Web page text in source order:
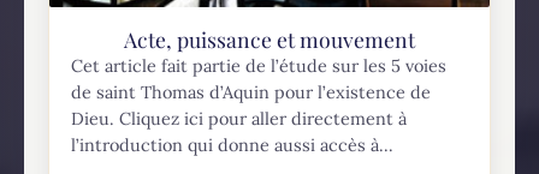
Acte, puissance et mouvement
Cet article fait partie de l’étude sur les 5 voies
de saint Thomas d’Aquin pour l’existence de
Dieu. Cliquez ici pour aller directement à
l’introduction qui donne aussi accès à...